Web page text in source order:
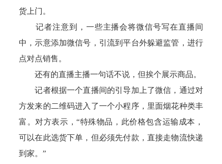
货上门。
记者注意到，一些主播会将微信号写在直播间
中，示意添加微信号，引流到平台外躲避监管，进行
点对点销售。
还有的直播主播一句话不说，但挨个展示商品。
记者根据一个直播间的引导加上了微信，通过对
方发来的二维码进入了一个小程序，里面烟花种类丰
富。对方表示，“特殊物品，此价格包含运输成本，
可以在此选货下单，但必须先付款，直接走物流快递
到家。”